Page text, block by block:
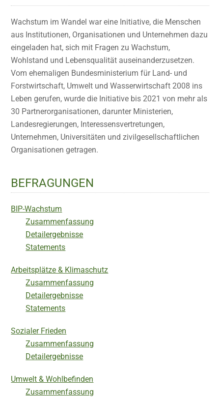
Wachstum im Wandel war eine Initiative, die Menschen
aus Institutionen, Organisationen und Unternehmen dazu
eingeladen hat, sich mit Fragen zu Wachstum,
Wohlstand und Lebensqualität auseinanderzusetzen.
Vom ehemaligen Bundesministerium für Land- und
Forstwirtschaft, Umwelt und Wasserwirtschaft 2008 ins
Leben gerufen, wurde die Initiative bis 2021 von mehr als
30 Partnerorganisationen, darunter Ministerien,
Landesregierungen, Interessensvertretungen,
Unternehmen, Universitäten und zivilgesellschaftlichen
Organisationen getragen.
BEFRAGUNGEN
BIP-Wachstum
Zusammenfassung
Detailergebnisse
Statements
Arbeitsplätze & Klimaschutz
Zusammenfassung
Detailergebnisse
Statements
Sozialer Frieden
Zusammenfassung
Detailergebnisse
Umwelt & Wohlbefinden
Zusammenfassung